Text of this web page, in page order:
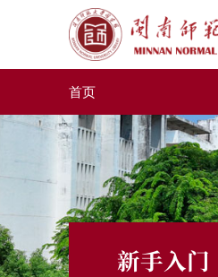
首页
新手入门